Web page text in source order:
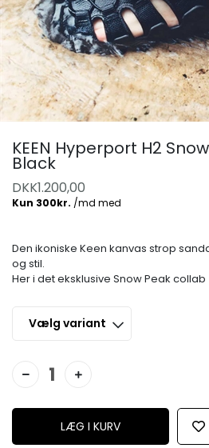
KEEN Hyperport H2
Black
DKK1.200,00
Den ikoniske Keen kanvas strop
og stil.
Her i det eksklusive Snow Peak collab